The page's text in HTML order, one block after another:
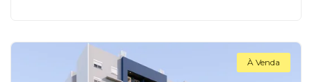
À Venda